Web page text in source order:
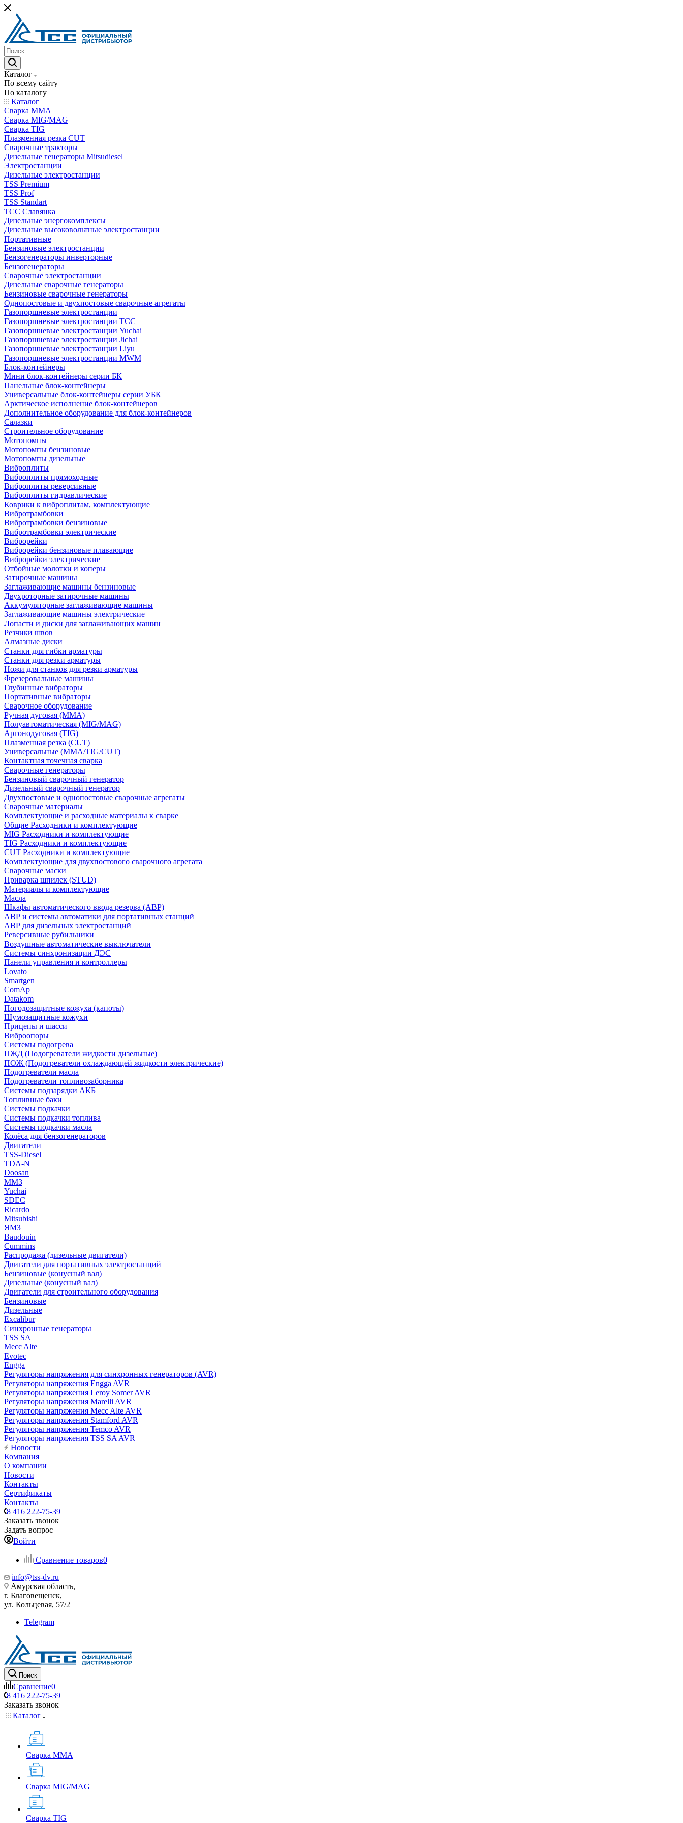
Каталог
По всему сайту
По каталогу
Каталог
Сварка MMA
Сварка MIG/MAG
Сварка TIG
Плазменная резка CUT
Сварочные тракторы
Дизельные генераторы Mitsudiesel
Электростанции
Дизельные электростанции
TSS Premium
TSS Prof
TSS Standart
ТСС Славянка
Дизельные энергокомплексы
Дизельные высоковольтные электростанции
Портативные
Бензиновые электростанции
Бензогенераторы инверторные
Бензогенераторы
Сварочные электростанции
Дизельные сварочные генераторы
Бензиновые сварочные генераторы
Однопостовые и двухпостовые сварочные агрегаты
Газопоршневые электростанции
Газопоршневые электростанции ТСС
Газопоршневые электростанции Yuchai
Газопоршневые электростанции Jichai
Газопоршневые электростанции Liyu
Газопоршневые электростанции MWM
Блок-контейнеры
Мини блок-контейнеры серии БК
Панельные блок-контейнеры
Универсальные блок-контейнеры серии УБК
Арктическое исполнение блок-контейнеров
Дополнительное оборудование для блок-контейнеров
Салазки
Строительное оборудование
Мотопомпы
Мотопомпы бензиновые
Мотопомпы дизельные
Виброплиты
Виброплиты прямоходные
Виброплиты реверсивные
Виброплиты гидравлические
Коврики к виброплитам, комплектующие
Вибротрамбовки
Вибротрамбовки бензиновые
Вибротрамбовки электрические
Виброрейки
Виброрейки бензиновые плавающие
Виброрейки электрические
Отбойные молотки и коперы
Затирочные машины
Заглаживающие машины бензиновые
Двухроторные затирочные машины
Аккумуляторные заглаживающие машины
Заглаживающие машины электрические
Лопасти и диски для заглаживающих машин
Резчики швов
Алмазные диски
Станки для гибки арматуры
Станки для резки арматуры
Ножи для станков для резки арматуры
Фрезеровальные машины
Глубинные вибраторы
Портативные вибраторы
Сварочное оборудование
Ручная дуговая (MMA)
Полуавтоматическая (MIG/MAG)
Аргонодуговая (TIG)
Плазменная резка (CUT)
Универсальные (MMA/TIG/CUT)
Контактная точечная сварка
Сварочные генераторы
Бензиновый сварочный генератор
Дизельный сварочный генератор
Двухпостовые и однопостовые сварочные агрегаты
Сварочные материалы
Комплектующие и расходные материалы к сварке
Общие Расходники и комплектующие
MIG Расходники и комплектующие
TIG Расходники и комплектующие
CUT Расходники и комплектующие
Комплектующие для двухпостового сварочного агрегата
Сварочные маски
Приварка шпилек (STUD)
Материалы и комплектующие
Масла
Шкафы автоматического ввода резерва (АВР)
АВР и системы автоматики для портативных станций
АВР для дизельных электростанций
Реверсивные рубильники
Воздушные автоматические выключатели
Системы синхронизации ДЭС
Панели управления и контроллеры
Lovato
Smartgen
ComAp
Datakom
Погодозащитные кожуха (капоты)
Шумозащитные кожухи
Прицепы и шасси
Виброопоры
Системы подогрева
ПЖД (Подогреватели жидкости дизельные)
ПОЖ (Подогреватели охлаждающей жидкости электрические)
Подогреватели масла
Подогреватели топливозаборника
Системы подзарядки АКБ
Топливные баки
Системы подкачки
Системы подкачки топлива
Системы подкачки масла
Колёса для бензогенераторов
Двигатели
TSS-Diesel
TDA-N
Doosan
ММЗ
Yuchai
SDEC
Ricardo
Mitsubishi
ЯМЗ
Baudouin
Cummins
Распродажа (дизельные двигатели)
Двигатели для портативных электростанций
Бензиновые (конусный вал)
Дизельные (конусный вал)
Двигатели для строительного оборудования
Бензиновые
Дизельные
Excalibur
Синхронные генераторы
TSS SA
Mecc Alte
Evotec
Engga
Регуляторы напряжения для синхронных генераторов (AVR)
Регуляторы напряжения Engga AVR
Регуляторы напряжения Leroy Somer AVR
Регуляторы напряжения Marelli AVR
Регуляторы напряжения Mecc Alte AVR
Регуляторы напряжения Stamford AVR
Регуляторы напряжения Temco AVR
Регуляторы напряжения TSS SA AVR
Новости
Компания
О компании
Новости
Контакты
Сертификаты
Контакты
8 416 222-75-39
Заказать звонок
Задать вопрос
Войти
Сравнение товаров0
info@tss-dv.ru
Амурская область,
г. Благовещенск,
ул. Кольцевая, 57/2
Telegram
Поиск
Сравнение0
8 416 222-75-39
Заказать звонок
Каталог
Сварка MMA
Сварка MIG/MAG
Сварка TIG